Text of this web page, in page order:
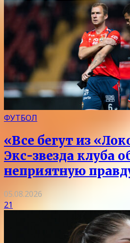
ФУТБОЛ
«Все бегут из
Экс-звезда клуба
неприятную
05.08.2026
21